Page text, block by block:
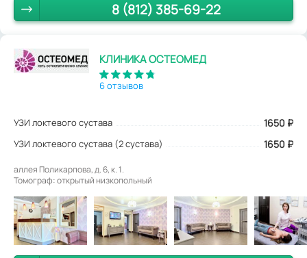
8 (812) 385-69-22
КЛИНИКА ОСТЕОМЕД
6 отзывов
УЗИ локтевого сустава 1650 ₽
УЗИ локтевого сустава (2 сустава) 1650 ₽
аллея Поликарпова, д. 6, к. 1.
Томограф: открытый низкопольный